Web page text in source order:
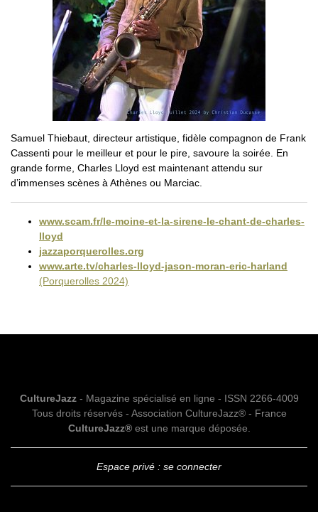
Samuel Thiebaut, directeur artistique, fidèle compagnon de Frank
Cassenti pour le meilleur et pour le pire, savoure la soirée. En
grande forme, Charles Lloyd est maintenant attendu sur
d’immenses scènes à Athènes ou Marciac.
www.scam.fr/le-moine-et-la-sirene-le-chant-de-charles-
lloyd
jazzaporquerolles.org
www.arte.tv/charles-lloyd-jason-moran-eric-harland
(Porquerolles 2024)
CultureJazz- Magazine spécialisé en ligne - ISSN 2266-4009
Tous droits réservés - Association CultureJazz® - France
CultureJazz®est une marque déposée.
Espace privé : se connecter